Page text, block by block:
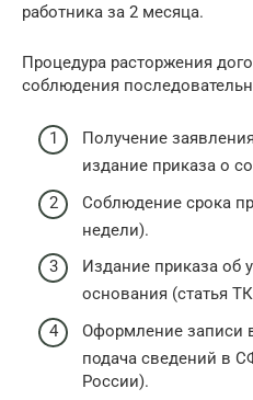
работника за 2 месяца.
Процедура расторжения
соблюдения
Получение
издание приказа о
Соблюдение срока
недели).
Издание приказа об
основания (статья
Оформление записи
подача сведений в
России).